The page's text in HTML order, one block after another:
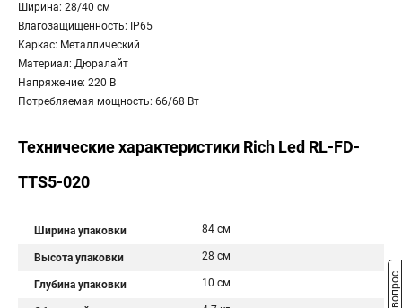
Ширина: 28/40 см
Влагозащищенность: IP65
Каркас: Металлический
Материал: Дюралайт
Напряжение: 220 В
Потребляемая мощность: 66/68 Вт
Технические характеристики Rich Led RL-FD-
TTS5-020
Ширина упаковки 84 см
Высота упаковки 28 см
Глубина упаковки 10 см